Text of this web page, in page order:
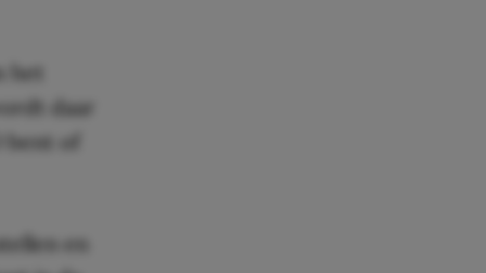
het
daar
of
en